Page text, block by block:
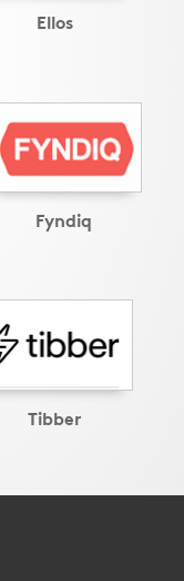
Ellos
Fyndiq
Tibber